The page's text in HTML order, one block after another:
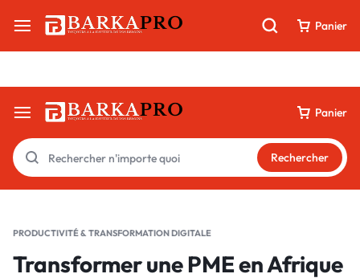
Livraison 100 % digitale par e-mail & WhatsApp
Panier
Rechercher
Panier
PRODUCTIVITÉ & TRANSFORMATION DIGITALE
Transformer une PME en Afrique